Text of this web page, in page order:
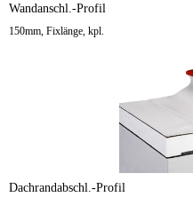
Wandanschl.-Profil
150mm, Fixlänge, kpl.
Dachrandabschl.-Profil